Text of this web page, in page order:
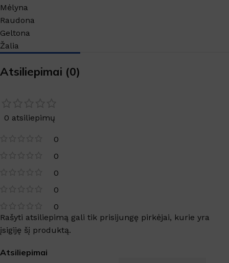
Mėlyna
Raudona
Geltona
Žalia
Atsiliepimai (0)
0 atsiliepimų
0
0
0
0
0
Atsiliepimai
Rašyti atsiliepimą gali tik prisijungę pirkėjai, kurie yra
įsigiję šį produktą.